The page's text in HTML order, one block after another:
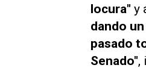
locura" y
dando
pasado
Senado",